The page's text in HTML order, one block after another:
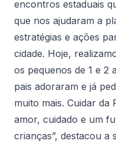
encontros estaduais
que nos ajudaram a
estratégias e ações
cidade. Hoje,
os pequenos de 1 e 2
pais adoraram e já
muito mais. Cuidar
amor, cuidado e um
crianças”, destacou a